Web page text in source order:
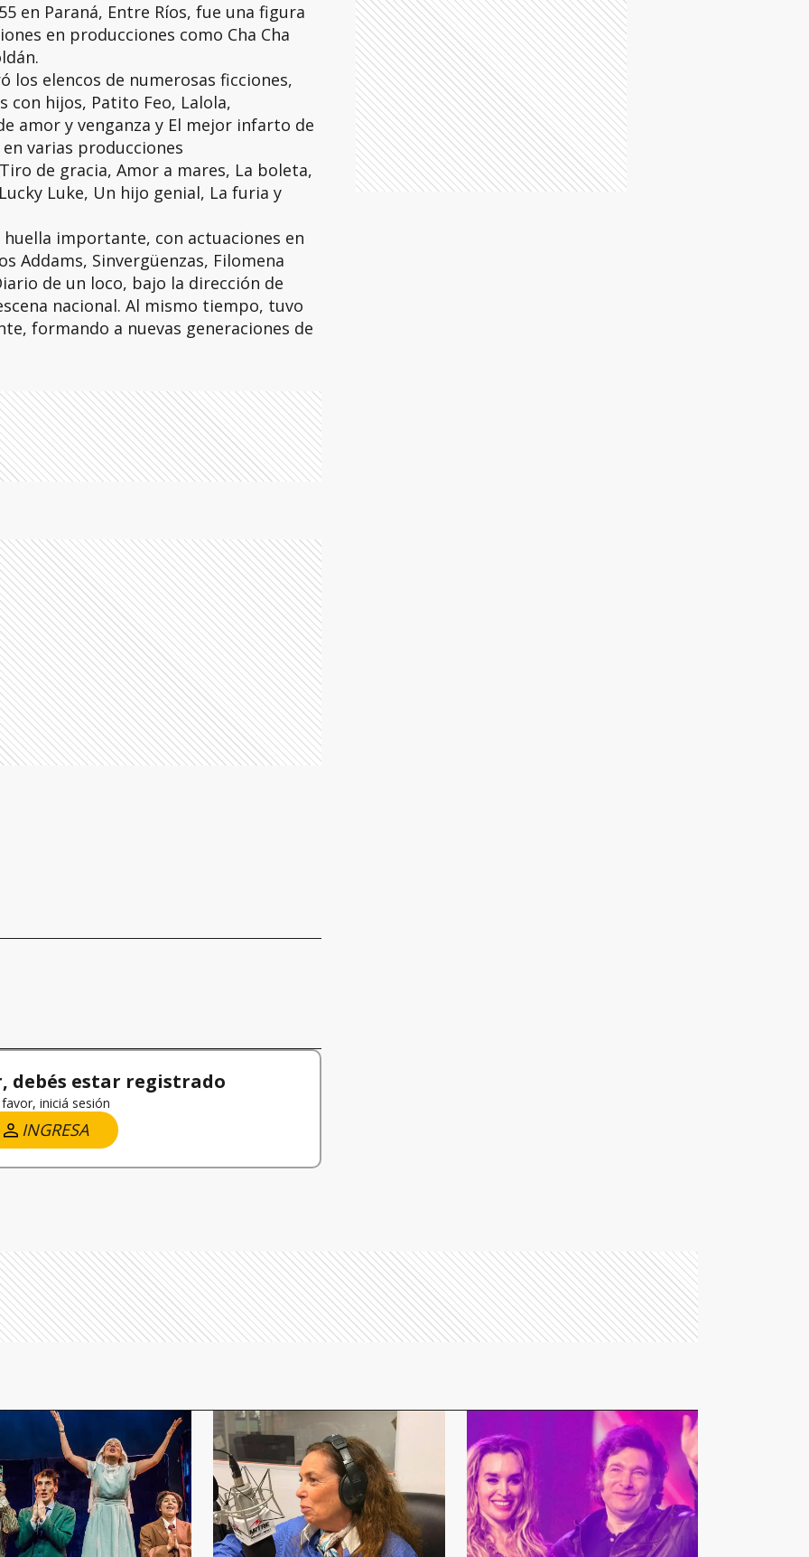
en Paraná, Entre Ríos, fue una figura
en producciones como Cha Cha
los elencos de numerosas ficciones,
con hijos, Patito Feo, Lalola,
amor y venganza y El mejor infarto de
varias producciones
de gracia, Amor a mares, La boleta,
Luke, Un hijo genial, La furia y
importante, con actuaciones en
Addams, Sinvergüenzas, Filomena
de un loco, bajo la dirección de
nacional. Al mismo tiempo, tuvo
formando a nuevas generaciones de
debés estar registrado
iniciá sesión
INGRESA